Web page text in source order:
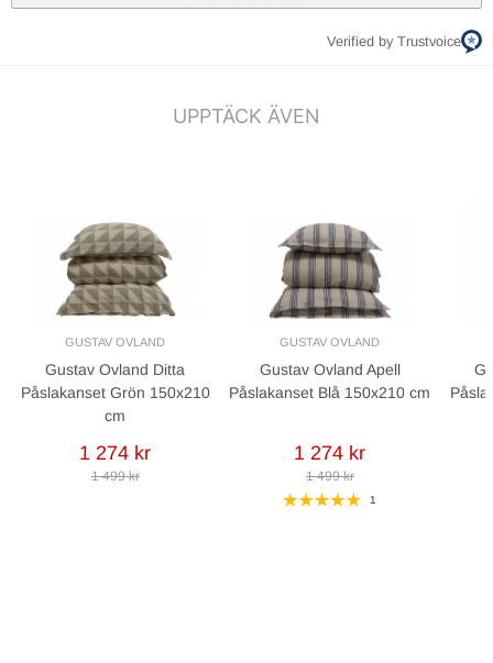
Verified by Trustvoice
UPPTÄCK ÄVEN
GUSTAV OVLAND
Gustav Ovland Ditta
Påslakanset Grön 150x210
cm
1 274 kr
1 499 kr
GUSTAV OVLAND
Gustav Ovland Apell
Påslakanset Blå 150x210 cm
1 274 kr
1 499 kr
1